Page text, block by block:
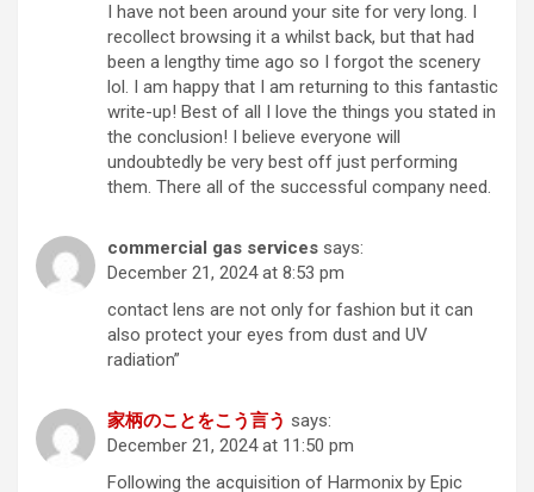
I have not been around your site for very long. I
recollect browsing it a whilst back, but that had
been a lengthy time ago so I forgot the scenery
lol. I am happy that I am returning to this fantastic
write-up! Best of all I love the things you stated in
the conclusion! I believe everyone will
undoubtedly be very best off just performing
them. There all of the successful company need.
commercial gas services says:
December 21, 2024 at 8:53 pm
contact lens are not only for fashion but it can
also protect your eyes from dust and UV
radiation”
家柄のことをこう言う says:
December 21, 2024 at 11:50 pm
Following the acquisition of Harmonix by Epic